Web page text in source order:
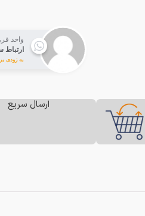
واحد
ارتباط
به زودی
ارسال سریع